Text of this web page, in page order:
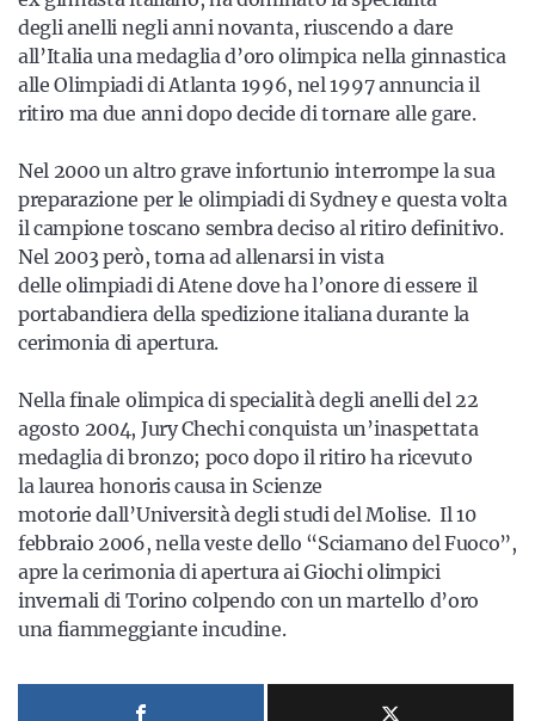
degli anelli negli anni novanta, riuscendo a dare
all’Italia una medaglia d’oro olimpica nella ginnastica
alle Olimpiadi di Atlanta 1996, nel 1997 annuncia il
ritiro ma due anni dopo decide di tornare alle gare.
Nel 2000 un altro grave infortunio interrompe la sua
preparazione per le olimpiadi di Sydney e questa volta
il campione toscano sembra deciso al ritiro definitivo.
Nel 2003 però, torna ad allenarsi in vista
delle olimpiadi di Atene dove ha l’onore di essere il
portabandiera della spedizione italiana durante la
cerimonia di apertura.
Nella finale olimpica di specialità degli anelli del 22
agosto 2004, Jury Chechi conquista un’inaspettata
medaglia di bronzo; poco dopo il ritiro ha ricevuto
la laurea honoris causa in Scienze
motorie dall’Università degli studi del Molise. Il 10
febbraio 2006, nella veste dello “Sciamano del Fuoco”,
apre la cerimonia di apertura ai Giochi olimpici
invernali di Torino colpendo con un martello d’oro
una fiammeggiante incudine.